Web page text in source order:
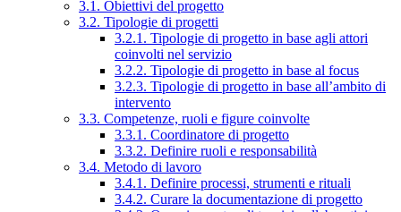
3.1. Obiettivi del progetto
3.2. Tipologie di progetti
3.2.1. Tipologie di progetto in base agli attori
coinvolti nel servizio
3.2.2. Tipologie di progetto in base al focus
3.2.3. Tipologie di progetto in base all’ambito di
intervento
3.3. Competenze, ruoli e figure coinvolte
3.3.1. Coordinatore di progetto
3.3.2. Definire ruoli e responsabilità
3.4. Metodo di lavoro
3.4.1. Definire processi, strumenti e rituali
3.4.2. Curare la documentazione di progetto